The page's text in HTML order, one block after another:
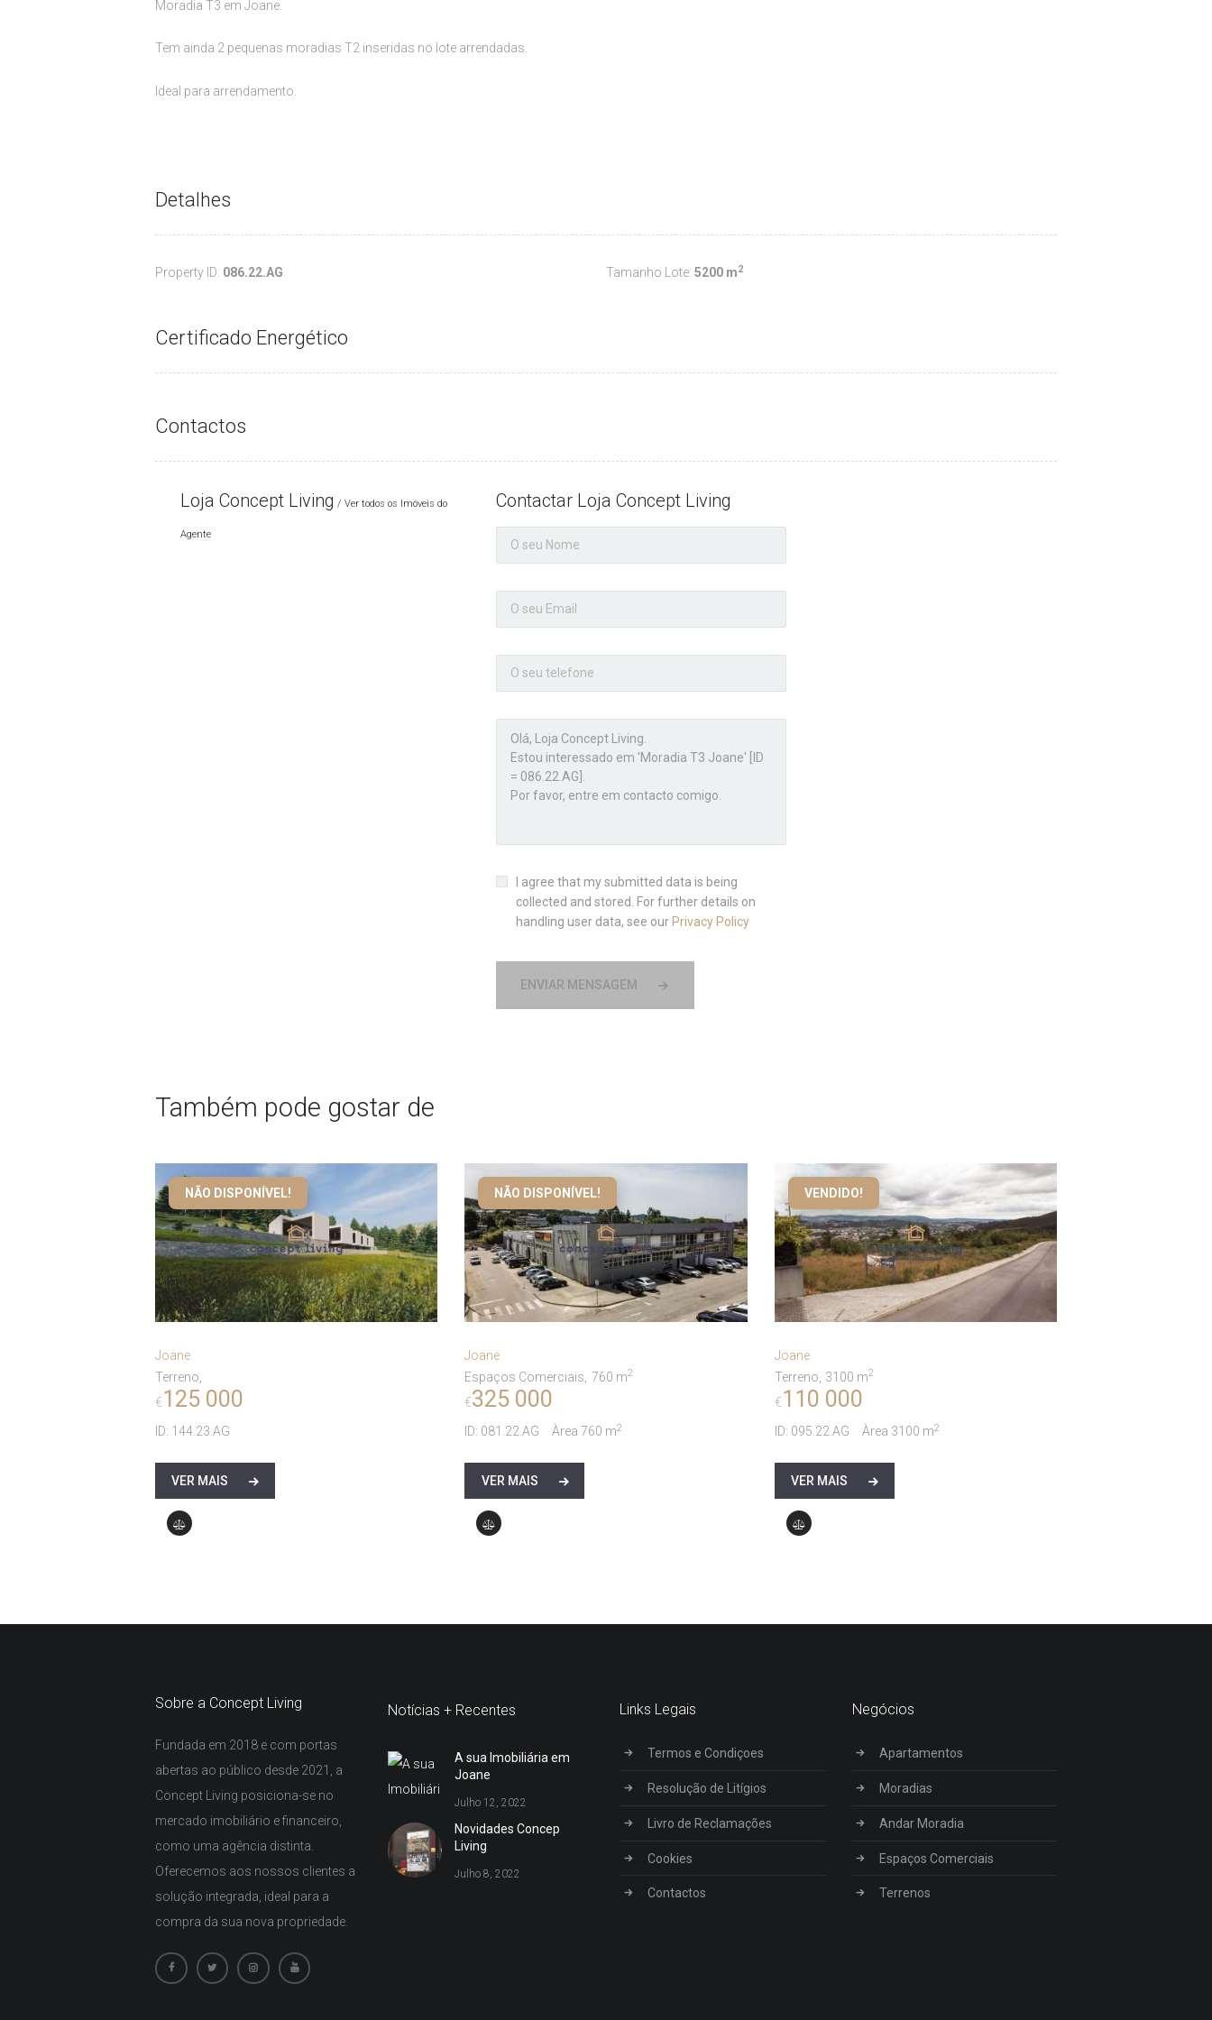
Moradia T3 em Joane.
Tem ainda 2 pequenas moradias T2 inseridas no lote arrendadas.
Ideal para arrendamento.
Detalhes
Property ID: 086.22.AG Tamanho Lote: 5200 m2
Certificado Energético
Contactos
Loja Concept Living Ver todos os Imóveis do
Agente
Contactar Loja Concept Living
I agree that my submitted data is being
collected and stored. For further details on
handling user data, see our Privacy Policy
ENVIAR MENSAGEM
Também pode gostar de
NÃO DISPONÍVEL!
Joane
Terreno
€125 000
ID: 144.23.AG
VER MAIS
NÃO DISPONÍVEL!
Joane
Espaços Comerciais 760 m2
€325 000
ID: 081.22.AG Àrea 760 m2
VER MAIS
VENDIDO!
Joane
Terreno 3100 m2
€110 000
ID: 095.22.AG Àrea 3100 m2
VER MAIS
Sobre a Concept Living
Fundada em 2018 e com portas
abertas ao público desde 2021, a
Concept Living posiciona-se no
mercado imobiliário e financeiro,
como uma agência distinta.
Oferecemos aos nossos clientes a
solução integrada, ideal para a
compra da sua nova propriedade.
Notícias + Recentes
A sua Imobiliária em
Joane
Julho 12, 2022
Novidades Concep
Living
Julho 8, 2022
Links Legais
Termos e Condiçoes
Resolução de Litígios
Livro de Reclamações
Cookies
Contactos
Negócios
Apartamentos
Moradias
Andar Moradia
Espaços Comerciais
Terrenos